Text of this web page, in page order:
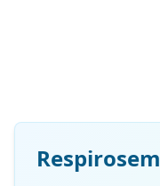
Respirosem